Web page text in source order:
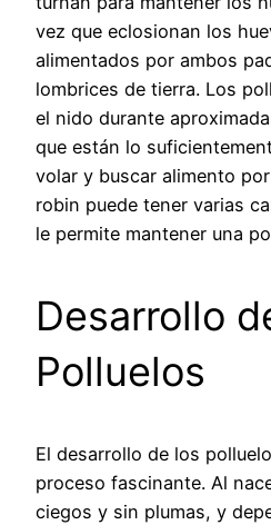
vez que eclosionan los
alimentados por ambos
lombrices de tierra. Los
el nido durante
que están lo
volar y buscar alimento
robin puede tener varias
le permite mantener una
Desarrollo
Polluelos
El desarrollo de los
proceso fascinante. Al
ciegos y sin plumas, y